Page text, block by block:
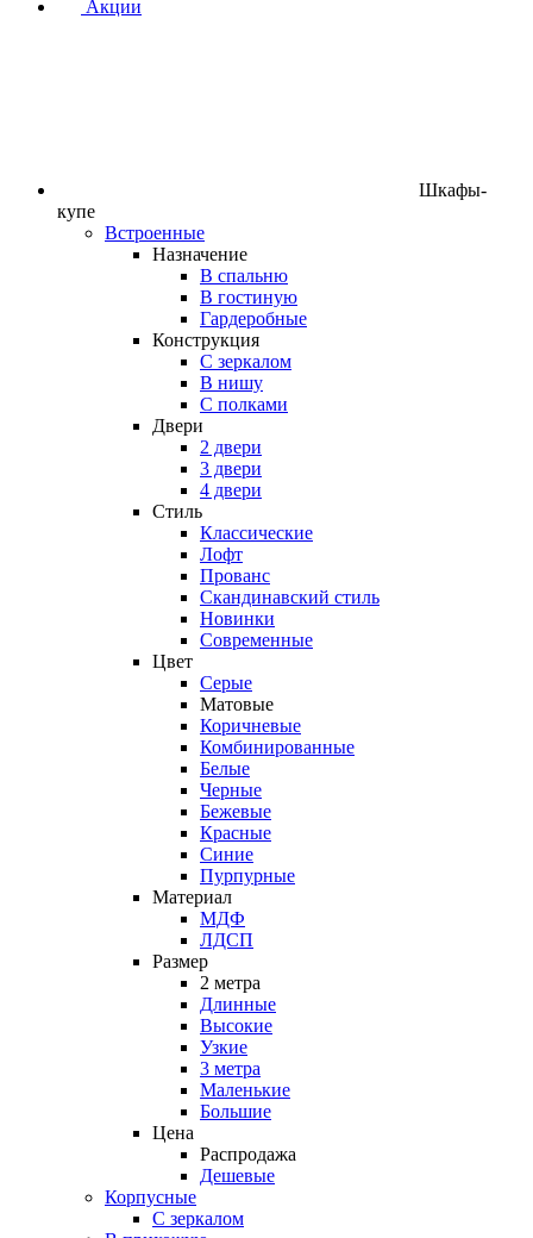
Акции
Шкафы-
купе
Встроенные
Назначение
В спальню
В гостиную
Гардеробные
Конструкция
C зеркалом
В нишу
С полками
Двери
2 двери
3 двери
4 двери
Стиль
Классические
Лофт
Прованс
Скандинавский стиль
Новинки
Современные
Цвет
Серые
Матовые
Коричневые
Комбинированные
Белые
Черные
Бежевые
Красные
Синие
Пурпурные
Материал
МДФ
ЛДСП
Размер
2 метра
Длинные
Высокие
Узкие
3 метра
Маленькие
Большие
Цена
Распродажа
Дешевые
Корпусные
С зеркалом